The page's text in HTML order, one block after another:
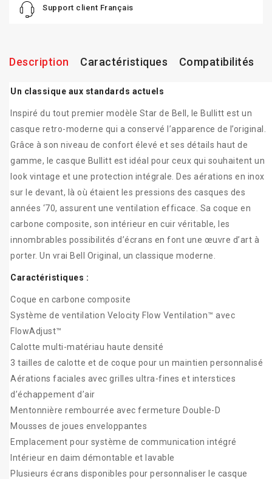
Support client Français
Description Caractéristiques Compatibilités
Un classique aux standards actuels
Inspiré du tout premier modèle Star de Bell, le Bullitt est un
casque retro-moderne qui a conservé l’apparence de l’original.
Grâce à son niveau de confort élevé et ses détails haut de
gamme, le casque Bullitt est idéal pour ceux qui souhaitent un
look vintage et une protection intégrale. Des aérations en inox
sur le devant, là où étaient les pressions des casques des
années ‘70, assurent une ventilation efficace. Sa coque en
carbone composite, son intérieur en cuir véritable, les
innombrables possibilités d’écrans en font une œuvre d’art à
porter. Un vrai Bell Original, un classique moderne.
Caractéristiques :
Coque en carbone composite
Système de ventilation Velocity Flow Ventilation™ avec
FlowAdjust™
Calotte multi-matériau haute densité
3 tailles de calotte et de coque pour un maintien personnalisé
Aérations faciales avec grilles ultra-fines et interstices
d’échappement d’air
Mentonnière rembourrée avec fermeture Double-D
Mousses de joues enveloppantes
Emplacement pour système de communication intégré
Intérieur en daim démontable et lavable
Plusieurs écrans disponibles pour personnaliser le casque